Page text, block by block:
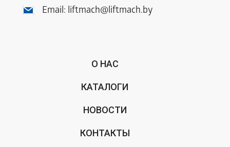
Email: liftmach@liftmach.by
О НАС
КАТАЛОГИ
НОВОСТИ
КОНТАКТЫ